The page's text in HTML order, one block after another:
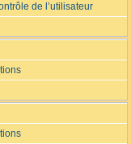
de l’utilisateur